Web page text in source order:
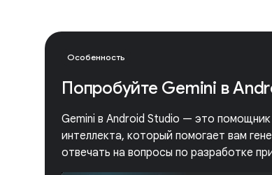
Особенность
Попробуйте Gemini в
Gemini в Android Studio — это помощник
интеллекта, который помогает вам
отвечать на вопросы по разработке